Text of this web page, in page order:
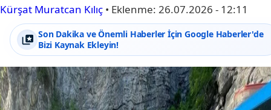
Kürşat Muratcan Kılıç • Eklenme: 26.07.2026 - 12:11
Son Dakika ve Önemli Haberler İçin Google Haberler'de
Bizi Kaynak Ekleyin!